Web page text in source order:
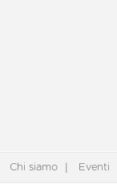
Chi siamo Eventi